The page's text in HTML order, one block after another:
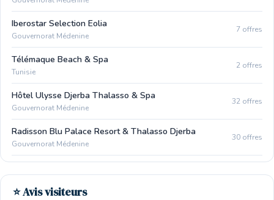
Iberostar Selection Eolia
Gouvernorat Médenine
7 offres
Télémaque Beach & Spa
Tunisie
2 offres
Hôtel Ulysse Djerba Thalasso & Spa
Gouvernorat Médenine
32 offres
Radisson Blu Palace Resort & Thalasso Djerba
Gouvernorat Médenine
30 offres
⭐ Avis visiteurs